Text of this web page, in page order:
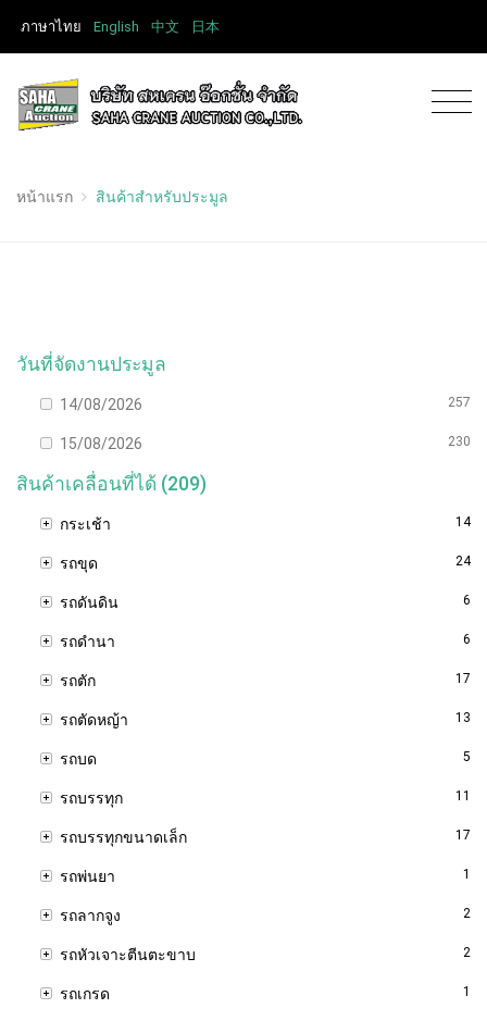
ภาษาไทย English 中文 日本
หน้าแรก สินค้าสำหรับประมูล
วันที่จัดงานประมูล
14/08/2026 257
15/08/2026 230
สินค้าเคลื่อนที่ได้ (209)
กระเช้า 14
รถขุด 24
รถดันดิน 6
รถดำนา 6
รถตัก 17
รถตัดหญ้า 13
รถบด 5
รถบรรทุก 11
รถบรรทุกขนาดเล็ก 17
รถพ่นยา 1
รถลากจูง 2
รถหัวเจาะตีนตะขาบ 2
รถเกรด 1